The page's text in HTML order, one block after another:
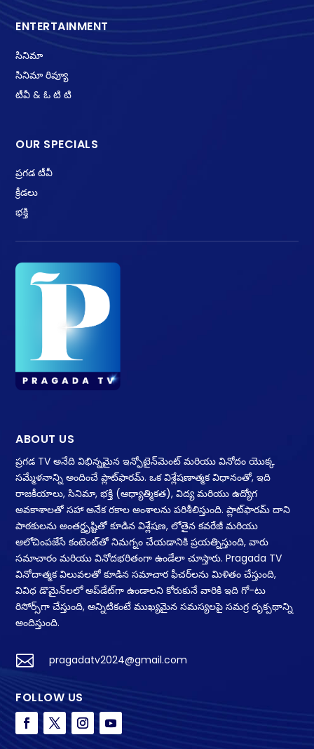
ENTERTAINMENT
సినిమా
సినిమా రివ్యూ
టీవీ & ఓ టి టి
OUR SPECIALS
ప్రగడ టీవీ
క్రీడలు
భక్తి
ABOUT US
ప్రగడ TV అనేది విభిన్నమైన ఇన్ఫోటైన్‌మెంట్ మరియు వినోదం యొక్క
సమ్మేళనాన్ని అందించే ప్లాట్‌ఫారమ్. ఒక విశ్లేషణాత్మక విధానంతో, ఇది
రాజకీయాలు, సినిమా, భక్తి (ఆధ్యాత్మికత), విద్య మరియు ఉద్యోగ
అవకాశాలతో సహా అనేక రకాల అంశాలను పరిశీలిస్తుంది. ప్లాట్‌ఫారమ్ దాని
పాఠకులను అంతర్దృష్టితో కూడిన విశ్లేషణ, లోతైన కవరేజీ మరియు
ఆలోచింపజేసే కంటెంట్‌తో నిమగ్నం చేయడానికి ప్రయత్నిస్తుంది, వారు
సమాచారం మరియు వినోదభరితంగా ఉండేలా చూస్తారు. Pragada TV
వినోదాత్మక విలువలతో కూడిన సమాచార ఫీచర్‌లను మిళితం చేస్తుంది,
వివిధ డొమైన్‌లలో అప్‌డేట్‌గా ఉండాలని కోరుకునే వారికి ఇది గో-టు
రిసోర్స్‌గా చేస్తుంది, అన్నిటికంటే ముఖ్యమైన సమస్యలపై సమగ్ర దృక్పథాన్ని
అందిస్తుంది.
 pragadatv2024@gmail.com
FOLLOW US